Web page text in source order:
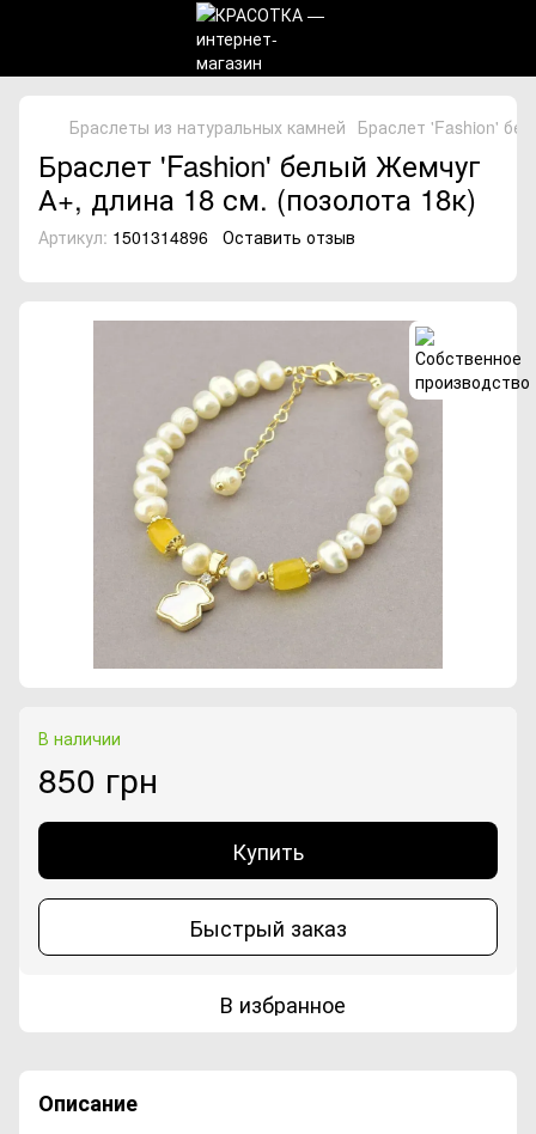
Браслеты из натуральных камней Браслет 'Fashion'
Браслет 'Fashion' белый Жемчуг
А+, длина 18 см. (позолота 18к)
Артикул: 1501314896 Оставить отзыв
В наличии
850 грн
Купить
Быстрый заказ
В избранное
Описание